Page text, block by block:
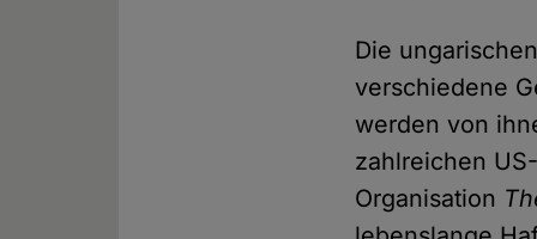
Die
verschiedene
werden von
zahlreichen
Organisation